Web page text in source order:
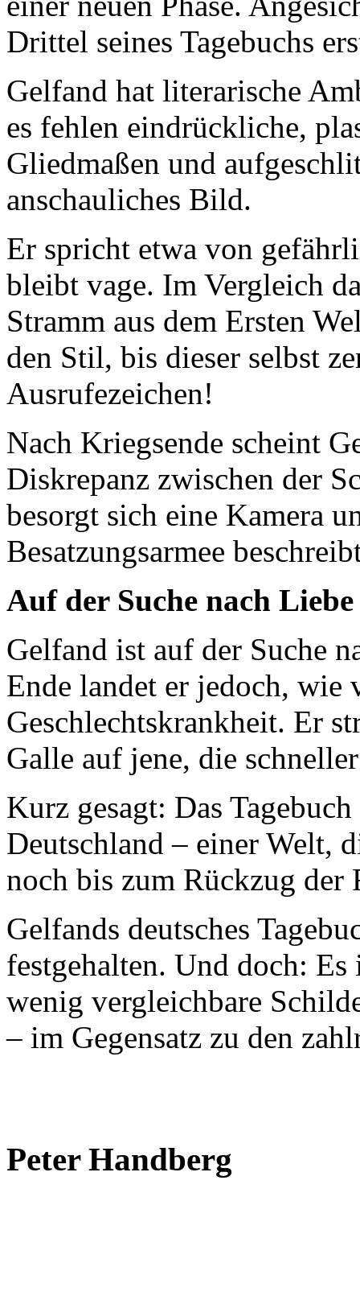
Drittel seines Tagebuchs
Gelfand hat literarische
es fehlen eindrückliche,
Gliedmaßen und
anschauliches Bild.
Er spricht etwa von
bleibt vage. Im Vergleich
Stramm aus dem Ersten
den Stil, bis dieser selbst
Ausrufezeichen!
Nach Kriegsende scheint
Diskrepanz zwischen der
besorgt sich eine Kamera
Besatzungsarmee
Auf der Suche nach Liebe
Gelfand ist auf der Suche
Ende landet er jedoch,
Geschlechtskrankheit. Er
Galle auf jene, die
Kurz gesagt: Das
Deutschland – einer Welt,
noch bis zum Rückzug der
Gelfands deutsches
festgehalten. Und doch:
wenig vergleichbare
– im Gegensatz zu den
Peter Handberg